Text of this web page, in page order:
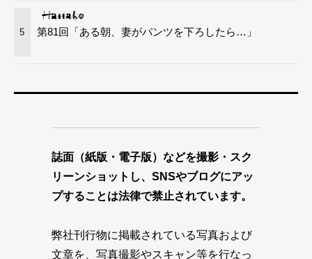
5 第81回「ある朝、妻がパンツを下ろしたら…」
誌面（紙版・電子版）などを撮影・スク
リーンショットし、SNSやブログにアッ
プすることは法律で禁止されています。
弊社刊行物に掲載されている写真および
文章を、写真撮影やスキャン等を行なっ